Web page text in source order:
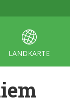
LANDKARTE